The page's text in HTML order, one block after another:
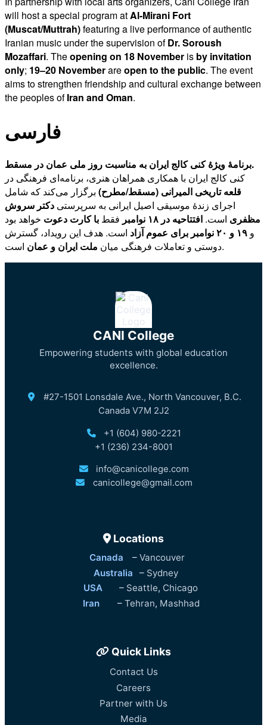
will host a special program atAl-Mirani Fort
(Muscat/Muttrah)featuring a live performance of authentic
Iranian music under the supervision ofDr. Soroush
Mozaffari. Theopening on 18 November is by invitation
only; 19–20 Novemberareopen to the public. The event
aims to strengthen friendship and cultural exchange between
the peoples ofIran and Oman.
فارسی
برنامهٔ ویژهٔ کنی کالج ایران به مناسبت روز ملی عمان در مسقط.
کنی کالج ایران با همکاری همراهان هنری، برنامه‌ای فرهنگی در
قلعه تاریخی المیرانی (مسقط/مطرح) برگزار می‌کند که شامل
اجرای زندهٔ موسیقی اصیل ایرانی به سرپرستی دکتر سروش
مظفری است. افتتاحیه در ۱۸ نوامبر فقط با کارت دعوت خواهد بود
و ۱۹ و ۲۰ نوامبر برای عموم آزاد است. هدف این رویداد، گسترش
دوستی و تعاملات فرهنگی میان ملت ایران و عمان است.
CANI College
Empowering students with global education
excellence.
#27-1501 Lonsdale Ave., North Vancouver, B.C.
Canada V7M 2J2
+1 (604) 980-2221
+1 (236) 234-8001
info@canicollege.com
canicollege@gmail.com
Locations
Canada – Vancouver
Australia
– Sydney
USA
– Seattle, Chicago
Iran
– Tehran, Mashhad
Quick Links
Contact Us
Careers
Partner with Us
Media